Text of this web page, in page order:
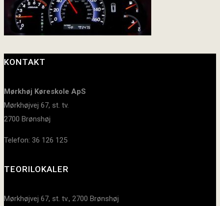
KONTAKT
Mørkhøj Køreskole ApS
Mørkhøjvej 67, st. tv.
2700 Brønshøj
Telefon: 36 126 125
TEORILOKALER
Mørkhøjvej 67, st. tv., 2700 Brønshøj